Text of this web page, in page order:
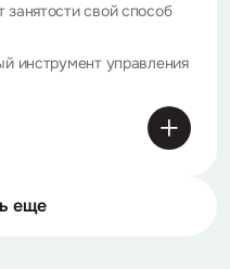
свой способ
инструмент управления
еще